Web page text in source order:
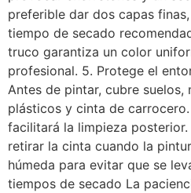
preferible dar dos capas
tiempo de secado
truco garantiza un color
profesional. 5. Protege el
Antes de pintar, cubre suelos,
plásticos y cinta de
facilitará la limpieza
retirar la cinta cuando la
húmeda para evitar que se
tiempos de secado La